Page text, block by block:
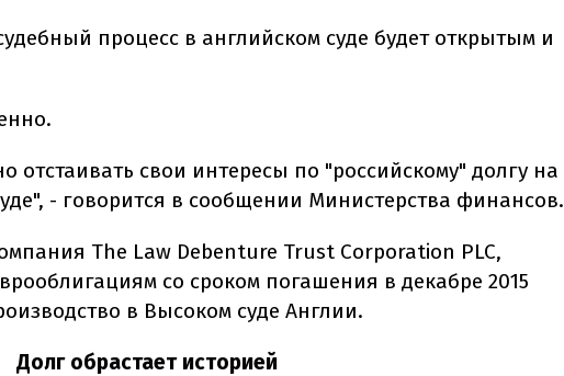
процесс в английском суде будет открытым и
отстаивать свои интересы по "российскому" долгу на
- говорится в сообщении Министерства финансов.
The Law Debenture Trust Corporation PLC,
со сроком погашения в декабре 2015
в Высоком суде Англии.
Долг обрастает историей